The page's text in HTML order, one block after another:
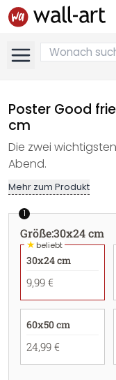
Poster Good
cm
Die zwei
Abend.
Mehr zum Produkt
1
Größe:30x24 cm
★beliebt
30x24 cm
9,99 €
60x50 cm
24,99 €